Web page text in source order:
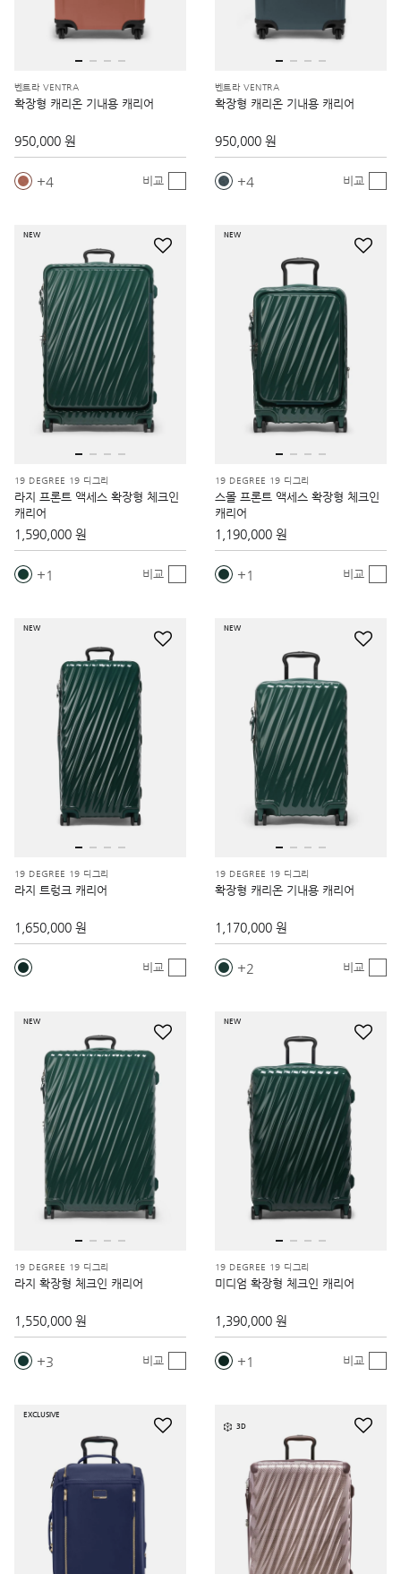
벤트라 VENTRA
확장형 캐리온 기내용 캐리어
950,000 원
4 비교
벤트라 VENTRA
확장형 캐리온 기내용 캐리어
950,000 원
4 비교
NEW
19 DEGREE 19 디그리
라지 프론트 액세스 확장형 체크인
캐리어
1,590,000 원
1 비교
NEW
19 DEGREE 19 디그리
스몰 프론트 액세스 확장형 체크인
캐리어
1,190,000 원
1 비교
NEW
19 DEGREE 19 디그리
라지 트렁크 캐리어
1,650,000 원
비교
NEW
19 DEGREE 19 디그리
확장형 캐리온 기내용 캐리어
1,170,000 원
2 비교
NEW
19 DEGREE 19 디그리
라지 확장형 체크인 캐리어
1,550,000 원
3 비교
NEW
19 DEGREE 19 디그리
미디엄 확장형 체크인 캐리어
1,390,000 원
1 비교
EXCLUSIVE
3D